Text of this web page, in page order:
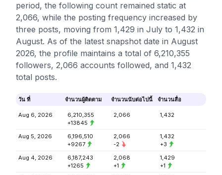
period, the following count remained static at
2,066, while the posting frequency increased by
three posts, moving from 1,429 in July to 1,432 in
August. As of the latest snapshot date in August
2026, the profile maintains a total of 6,210,355
followers, 2,066 accounts followed, and 1,432
total posts.
วัน ที่ จำนวนผู้ติดตาม จำนวนนับต่อไปนี้ จำนวนสื่อ
Aug 6, 2026
6,210,355
+13845
2,066 1,432
Aug 5, 2026
6,196,510
+9267
2,066
-2
1,432
+3
Aug 4, 2026
6,187,243
+1265
2,068
+1
1,429
+1